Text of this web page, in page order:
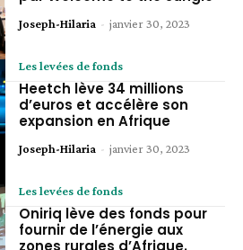
Joseph-Hilaria - janvier 30, 2023
Les levées de fonds
Heetch lève 34 millions
d’euros et accélère son
expansion en Afrique
Joseph-Hilaria - janvier 30, 2023
Les levées de fonds
Oniriq lève des fonds pour
fournir de l’énergie aux
zones rurales d’Afrique.